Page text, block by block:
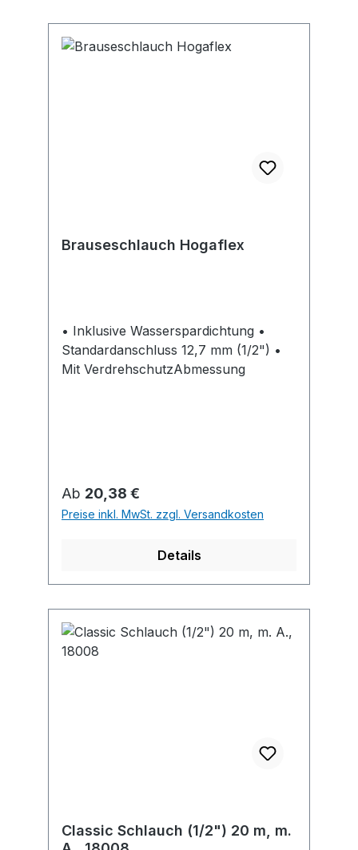
Brauseschlauch Hogaflex
• Inklusive Wasserspardichtung •
Standardanschluss 12,7 mm (1/2") •
Mit VerdrehschutzAbmessung
Regulärer Preis:
Ab 20,38 €
Preise inkl. MwSt. zzgl. Versandkosten
Details
Classic Schlauch (1/2") 20 m, m.